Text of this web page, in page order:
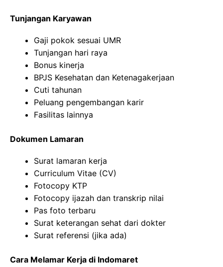
Tunjangan Karyawan
Gaji pokok sesuai UMR
Tunjangan hari raya
Bonus kinerja
BPJS Kesehatan dan Ketenagakerjaan
Cuti tahunan
Peluang pengembangan karir
Fasilitas lainnya
Dokumen Lamaran
Surat lamaran kerja
Curriculum Vitae (CV)
Fotocopy KTP
Fotocopy ijazah dan transkrip nilai
Pas foto terbaru
Surat keterangan sehat dari dokter
Surat referensi (jika ada)
Cara Melamar Kerja di Indomaret